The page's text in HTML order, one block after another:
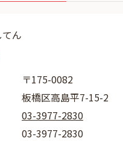
ん
〒175-0082
板橋区高島平7-15-2
03-3977-2830
03-3977-2830